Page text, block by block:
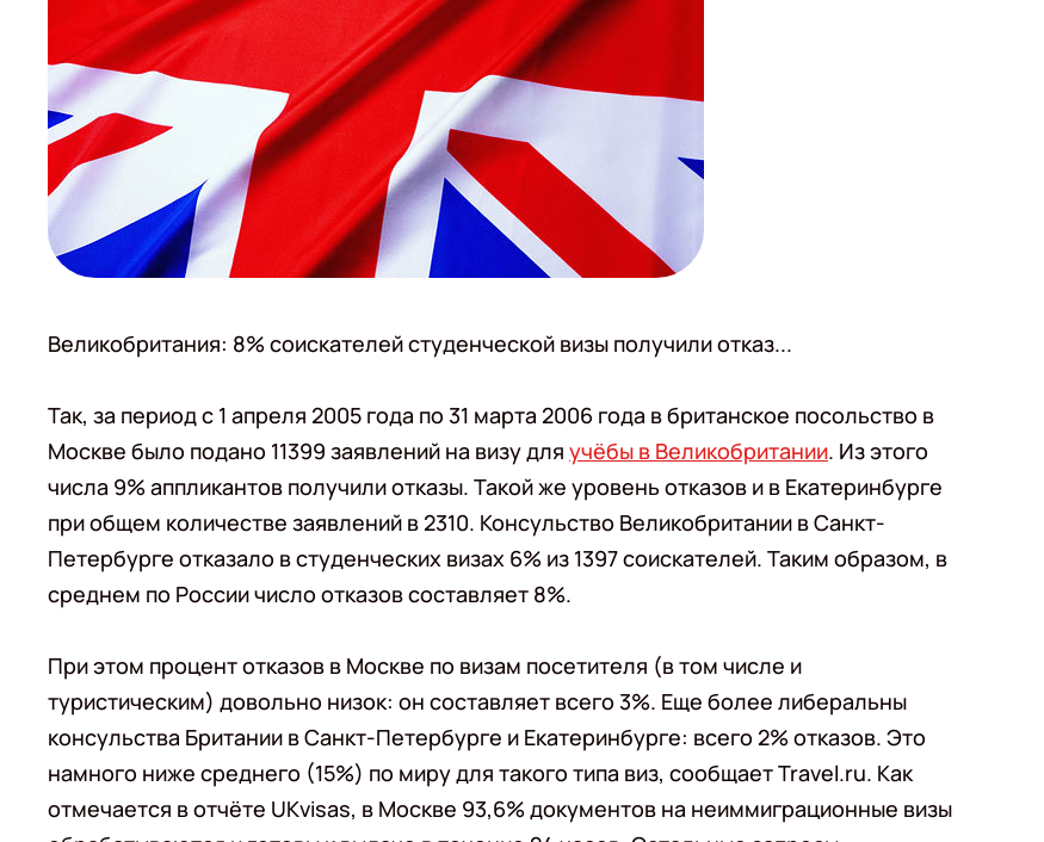
Великобритания: 8% соискателей студенческой визы получили отказ...
Так, за период с 1 апреля 2005 года по 31 марта 2006 года в британское посольство в
Москве было подано 11399 заявлений на визу для учёбы в Великобритании. Из этого
числа 9% аппликантов получили отказы. Такой же уровень отказов и в Екатеринбурге
при общем количестве заявлений в 2310. Консульство Великобритании в Санкт-
Петербурге отказало в студенческих визах 6% из 1397 соискателей. Таким образом, в
среднем по России число отказов составляет 8%.
При этом процент отказов в Москве по визам посетителя (в том числе и
туристическим) довольно низок: он составляет всего 3%. Еще более либеральны
консульства Британии в Санкт-Петербурге и Екатеринбурге: всего 2% отказов. Это
намного ниже среднего (15%) по миру для такого типа виз, сообщает Travel.ru. Как
отмечается в отчёте UKvisas, в Москве 93,6% документов на неиммиграционные визы